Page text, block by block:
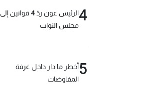
4
الرئيس عون ردّ 4 قوانين إلى
مجلس النواب
5أخطر ما دار داخل غرفة
المفاوضات